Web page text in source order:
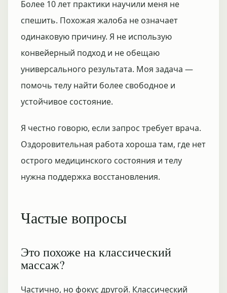
Более 10 лет практики научили меня не
спешить. Похожая жалоба не означает
одинаковую причину. Я не использую
конвейерный подход и не обещаю
универсального результата. Моя задача —
помочь телу найти более свободное и
устойчивое состояние.
Я честно говорю, если запрос требует врача.
Оздоровительная работа хороша там, где нет
острого медицинского состояния и телу
нужна поддержка восстановления.
Частые вопросы
Это похоже на классический
массаж?
Частично, но фокус другой. Классический